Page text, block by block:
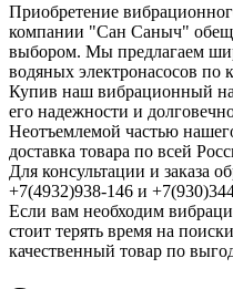
Приобретение
компании "Сан Саныч"
выбором. Мы предлагаем
водяных электронасосов по
Купив наш вибрационный
его надежности и
Неотъемлемой частью
доставка товара по всей
Для консультации и заказа
+7(4932)938-146 и
Если вам необходим
стоит терять время на
качественный товар по